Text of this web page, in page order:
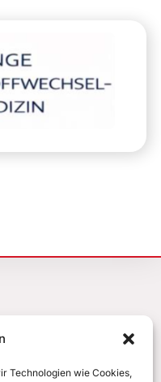
Technologien wie Cookies,